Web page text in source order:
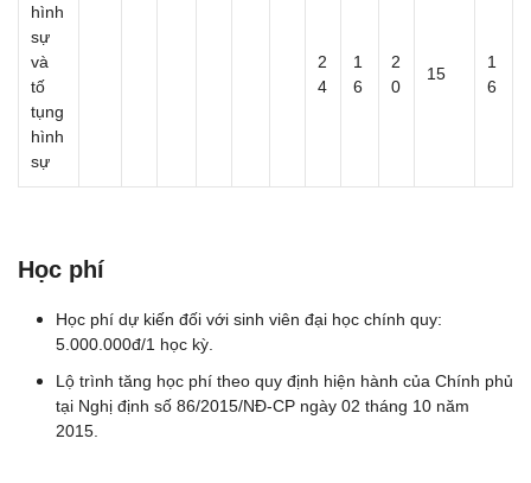
hình
sự
và
tố
tụng
hình
sự
2
4
1
6
2
0
15
1
6
Học phí
Học phí dự kiến đối với sinh viên đại học chính quy:
5.000.000đ/1 học kỳ.
Lộ trình tăng học phí theo quy định hiện hành của Chính phủ
tại Nghị định số 86/2015/NĐ-CP ngày 02 tháng 10 năm
2015.